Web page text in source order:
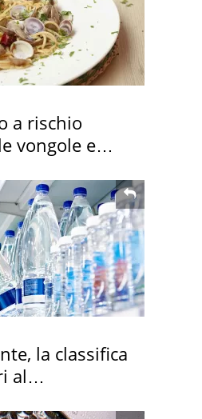
a rischio
vongole e
la classifica
al